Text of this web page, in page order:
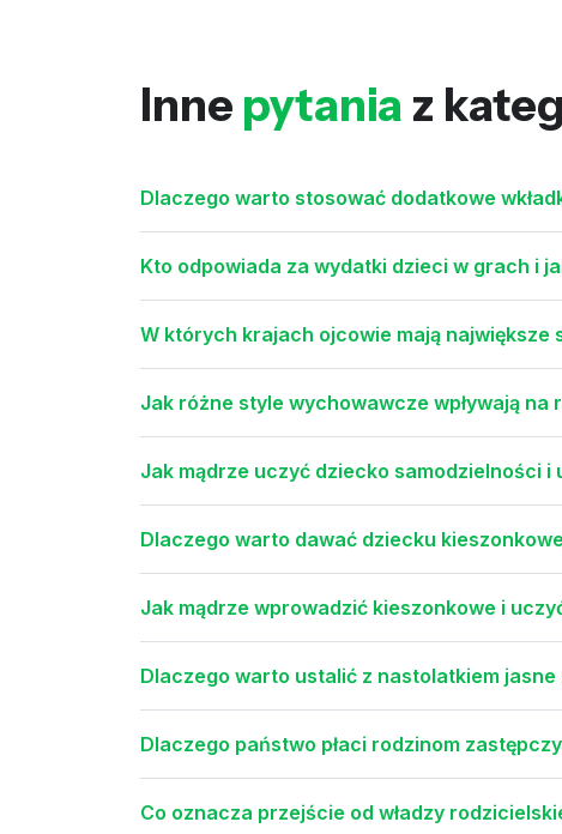
Inne pytania z
Dlaczego warto stosować dodatkowe
Kto odpowiada za wydatki dzieci w grach i
W których krajach ojcowie mają największe
Jak różne style wychowawcze wpływają na
Jak mądrze uczyć dziecko samodzielności i
Dlaczego warto dawać dziecku
Jak mądrze wprowadzić kieszonkowe i
Dlaczego warto ustalić z nastolatkiem
Dlaczego państwo płaci rodzinom
Co oznacza przejście od władzy